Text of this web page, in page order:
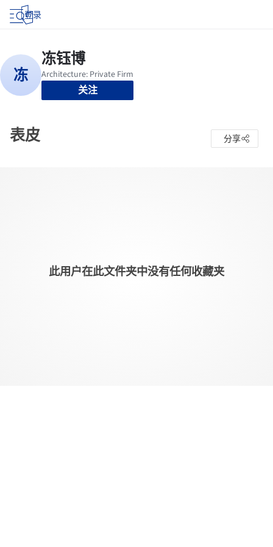
登录
关注
表皮 分享
此用户在此文件夹中没有任何收藏夹